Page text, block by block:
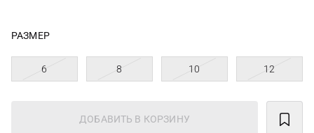
РАЗМЕР
6 8 10 12
ДОБАВИТЬ В КОРЗИНУ